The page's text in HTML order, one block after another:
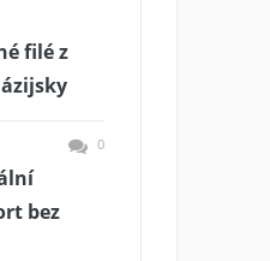
filé z
0
bez